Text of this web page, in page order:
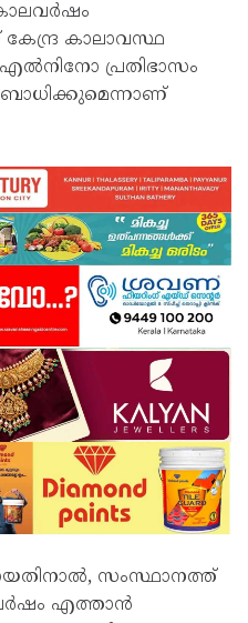
കാലാവസ്ഥ
എൽനിനോ പ്രതിഭാസം
സംസ്ഥാനത്ത്
എത്താൻ